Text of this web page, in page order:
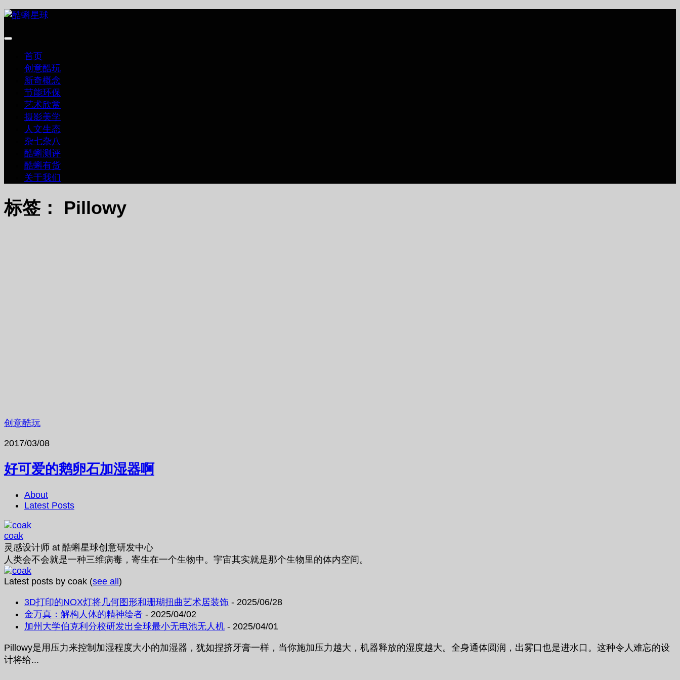
跳
内
首页
创意酷玩
新奇概念
节能环保
艺术欣赏
摄影美学
人文生态
杂七杂八
酷蝌测评
酷蝌有货
关于我们
标签： Pillowy
创意酷玩
2017/03/08
好可爱的鹅卵石加湿器啊
About
Latest Posts
coak
灵感设计师 at 酷蝌星球创意研发中心
人类会不会就是一种三维病毒，寄生在一个生物中。宇宙其实就是那个生物里的体内空间。
Latest posts by coak (see all)
3D打印的NOX灯将几何图形和珊瑚扭曲艺术居装饰 - 2025/06/28
金万真：解构人体的精神绘者 - 2025/04/02
加州大学伯克利分校研发出全球最小无电池无人机 - 2025/04/01
Pillowy是用压力来控制加湿程度大小的加湿器，犹如捏挤牙膏一样，当你施加压力越大，机器释放的湿度越大。全身通体圆润，出雾口也是进水口。这种令人难忘的设
计将给...